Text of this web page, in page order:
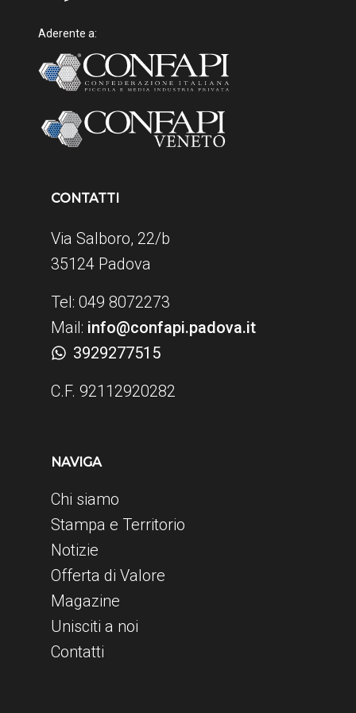
Aderente a:
CONTATTI
Via Salboro, 22/b
35124 Padova
Tel: 049 8072273
Mail: info@confapi.padova.it
3929277515
C.F. 92112920282
NAVIGA
Chi siamo
Stampa e Territorio
Notizie
Offerta di Valore
Magazine
Unisciti a noi
Contatti